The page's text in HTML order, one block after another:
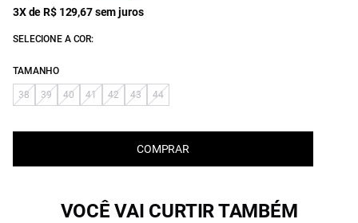
3X de R$ 129,67 sem juros
SELECIONE A COR:
TAMANHO
38 39 40 41 42 43 44
COMPRAR
VOCÊ VAI CURTIR TAMBÉM